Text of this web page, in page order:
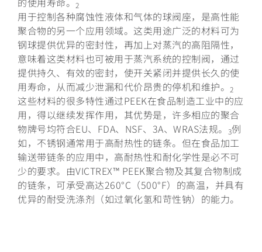
2
用于控制各种腐蚀性液体和气体的球阀座，是高性能
聚合物的另一个应用领域。这类用途广泛的材料可为
钢球提供优异的密封性，再加上对蒸汽的高阻隔性，
意味着这类材料也可被用于蒸汽系统的控制阀，通过
提供持久、有效的密封，使开关紧闭并提供长久的使
用寿命，从而减少泄漏和代价昂贵的停机和维护。 2
这些材料的很多特性通过PEEK在食品制造工业中的应
用，得以继续发挥作用，其优势是，许多相应的聚合
物牌号均符合EU、FDA、NSF、3A、WRAS法规。
3例
如，不锈钢通常用于高耐热性的链条。但在食品加工
输送带链条的应用中，高耐热性和耐化学性是必不可
少的要求。由VICTREX™ PEEK聚合物及其复合物制成
的链条，可承受高达260°C（500°F）的高温，并具有
优异的耐受洗涤剂（如过氧化氢和苛性钠）的能力。